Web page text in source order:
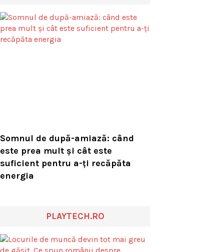
Somnul de după-amiază: când
este prea mult și cât este
suficient pentru a-ți recăpăta
energia
PLAYTECH.RO